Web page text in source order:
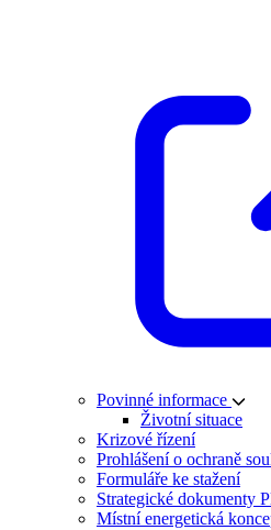
Povinné informace
Životní situace
Krizové řízení
Prohlášení o ochraně
Formuláře ke stažení
Strategické dokumenty
Místní energetická